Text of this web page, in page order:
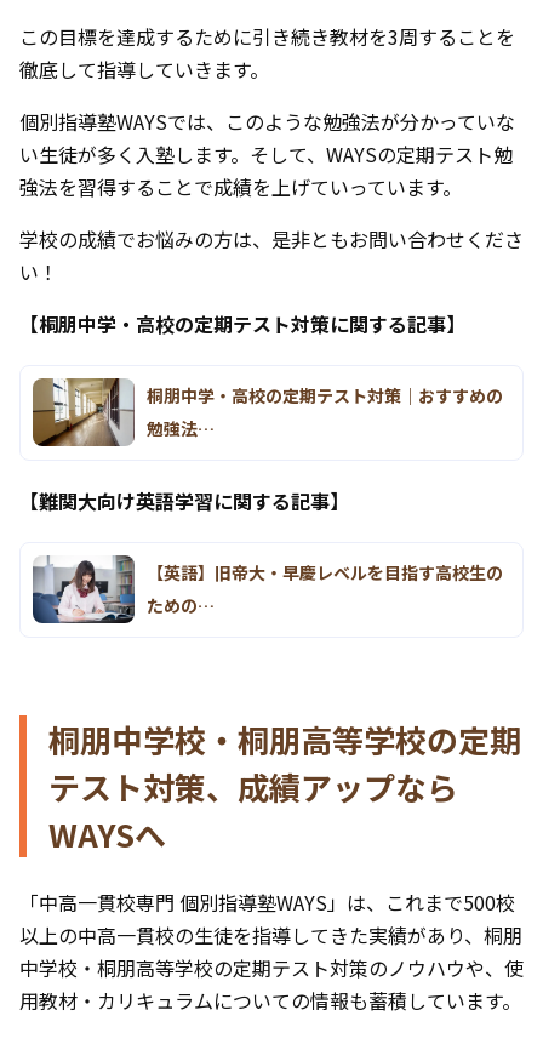
この目標を達成するために引き続き教材を3周することを
徹底して指導していきます。
個別指導塾WAYSでは、このような勉強法が分かっていな
い生徒が多く入塾します。そして、WAYSの定期テスト勉
強法を習得することで成績を上げていっています。
学校の成績でお悩みの方は、是非ともお問い合わせくださ
い！
【桐朋中学・高校の定期テスト対策に関する記事】
桐朋中学・高校の定期テスト対策｜おすすめの
勉強法…
【難関大向け英語学習に関する記事】
【英語】旧帝大・早慶レベルを目指す高校生の
ための…
桐朋中学校・桐朋高等学校の定期
テスト対策、成績アップなら
WAYSへ
「中高一貫校専門 個別指導塾WAYS」は、これまで500校
以上の中高一貫校の生徒を指導してきた実績があり、桐朋
中学校・桐朋高等学校の定期テスト対策のノウハウや、使
用教材・カリキュラムについての情報も蓄積しています。